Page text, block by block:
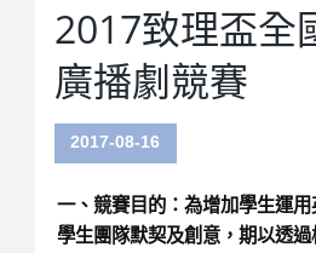
2017致理盃全
廣播劇競賽
2017-08-16
一、競賽目的：為增加學生運
學生團隊默契及創意，期以透